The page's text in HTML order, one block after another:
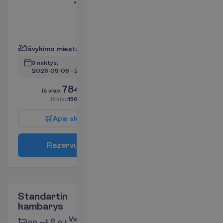
Išvykimo miesta
3 naktys,
2026-09-06 - 2026-09-09
Iš viso:784.00
Iš viso1568.00
Apie sk
Rezervu
Standartinis
kambarys
Viskas